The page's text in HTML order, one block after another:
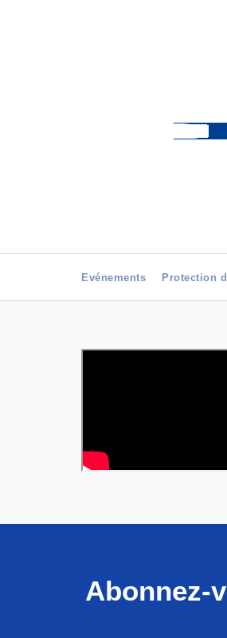
Evénements Protection
Abonnez-